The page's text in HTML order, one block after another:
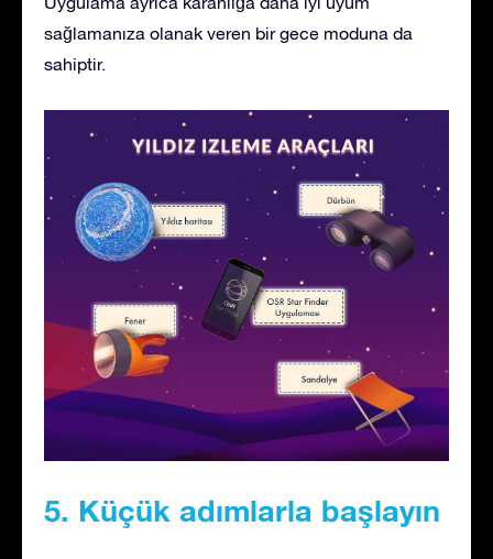
sağlamanıza olanak veren bir gece moduna da
sahiptir.
5. Küçük adımlarla başlayın